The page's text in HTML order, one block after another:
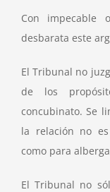
Con impecable
desbarata este
El Tribunal no
de los
concubinato. Se
la relación no
como para
El Tribunal no